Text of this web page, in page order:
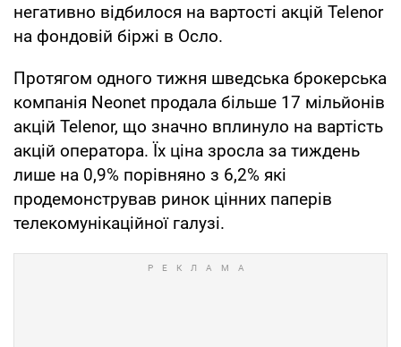
негативно відбилося на вартості акцій Telenor
на фондовій біржі в Осло.
Протягом одного тижня шведська брокерська
компанія Neonet продала більше 17 мільйонів
акцій Telenor, що значно вплинуло на вартість
акцій оператора. Їх ціна зросла за тиждень
лише на 0,9% порівняно з 6,2% які
продемонстрував ринок цінних паперів
телекомунікаційної галузі.